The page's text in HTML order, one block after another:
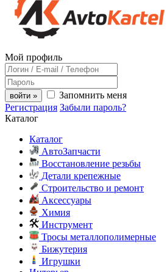
Мой профиль
войти »
Запомнить меня
Регистрация Забыли пароль?
Каталог
Каталог
АвтоЗапчасти
Восстановление резьбы
Детали крепежные
Строительство и ремонт
Аксессуары
Химия
Инструмент
Тросы металлополимерные
Бижутерия
Игрушки